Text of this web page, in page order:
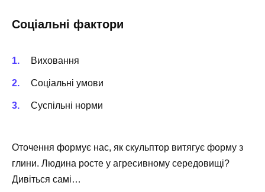
Соціальні фактори
Виховання
Соціальні умови
Суспільні норми
Оточення формує нас, як скульптор витягує форму з
глини. Людина росте у агресивному середовищі?
Дивіться самі…